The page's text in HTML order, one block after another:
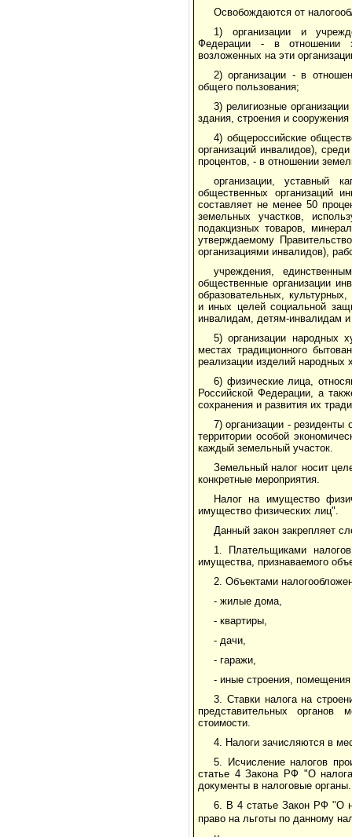
Освобождаются от
1) организации и
Федерации - в отношении
возложенных на эти
2) организации - в
общего пользования;
3) религиозные
здания, строения и сооружения
4) общероссийские
организаций инвалидов),
процентов, - в отношении
организации, уставный
общественных организаций
составляет не менее 50
земельных участков,
подакцизных товаров,
утверждаемому
организациями инвалидов),
учреждения,
общественные организации
образовательных,
и иных целей социальной
инвалидам, детям-инвалидам
5) организации народных
местах традиционного
реализации изделий
6) физические лица,
Российской Федерации, а
сохранения и развития их
7) организации -
территории особой
каждый земельный участок.
Земельный налог носит
конкретные мероприятия.
Налог на имущество
имущество физических лиц".
Данный закон закрепляет
1. Плательщиками
имущества, признаваемого
2. Объектами
- жилые дома,
- квартиры,
- дачи,
- гаражи,
- иные строения,
3. Ставки налога на
представительных органов
стоимости.
4. Налоги зачисляются в
5. Исчисление налогов
статье 4 Закона РФ "О
документы в налоговые органы.
6. В 4 статье Закон РФ "О
право на льготы по данному